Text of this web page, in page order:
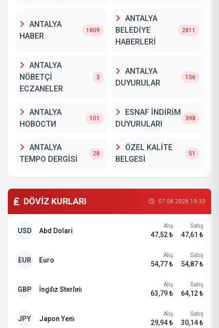
ANTALYA
HABER
1809
ANTALYA
BELEDİYE
HABERLERİ
2811
ANTALYA
NÖBETÇİ
ECZANELER
3
ANTALYA
DUYURULAR
156
ANTALYA
НОВОСТИ
101
ESNAF İNDİRİM
DUYURULARI
398
ANTALYA
TEMPO DERGİSİ
28
ÖZEL KALİTE
BELGESİ
51
DÖVİZ KURLARI 07.08.2026 19:33
USD Abd Dolari
Alış
47,52 ₺
Satış
47,61 ₺
EUR Euro
Alış
54,77 ₺
Satış
54,87 ₺
GBP İngi̇li̇z Sterli̇ni̇
Alış
63,79 ₺
Satış
64,12 ₺
JPY Japon Yeni̇
Alış
29,94 ₺
Satış
30,14 ₺